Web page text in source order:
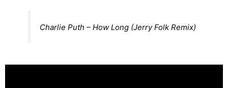
Charlie Puth – How Long (Jerry Folk Remix)